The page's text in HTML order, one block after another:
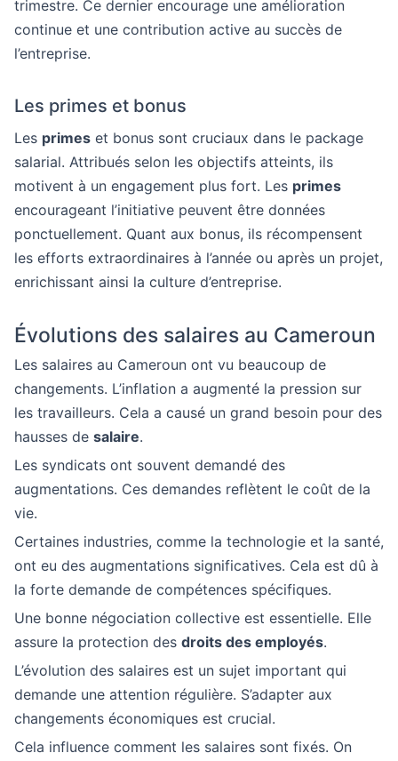
trimestre. Ce dernier encourage une amélioration
continue et une contribution active au succès de
l’entreprise.
Les primes et bonus
Les primes et bonus sont cruciaux dans le package
salarial. Attribués selon les objectifs atteints, ils
motivent à un engagement plus fort. Les primes
encourageant l’initiative peuvent être données
ponctuellement. Quant aux bonus, ils récompensent
les efforts extraordinaires à l’année ou après un projet,
enrichissant ainsi la culture d’entreprise.
Évolutions des salaires au Cameroun
Les salaires au Cameroun ont vu beaucoup de
changements. L’inflation a augmenté la pression sur
les travailleurs. Cela a causé un grand besoin pour des
hausses de salaire.
Les syndicats ont souvent demandé des
augmentations. Ces demandes reflètent le coût de la
vie.
Certaines industries, comme la technologie et la santé,
ont eu des augmentations significatives. Cela est dû à
la forte demande de compétences spécifiques.
Une bonne négociation collective est essentielle. Elle
assure la protection des droits des employés.
L’évolution des salaires est un sujet important qui
demande une attention régulière. S’adapter aux
changements économiques est crucial.
Cela influence comment les salaires sont fixés. On